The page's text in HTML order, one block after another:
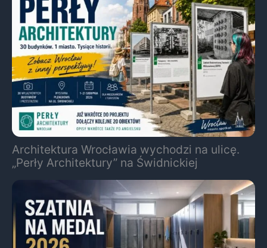
Architektura Wrocławia wychodzi na ulicę.
„Perły Architektury” na Świdnickiej